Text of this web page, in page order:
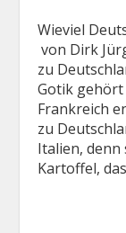
Wieviel
von Dirk
zu
Gotik gehört
Frankreich
zu
Italien, denn
Kartoffel,